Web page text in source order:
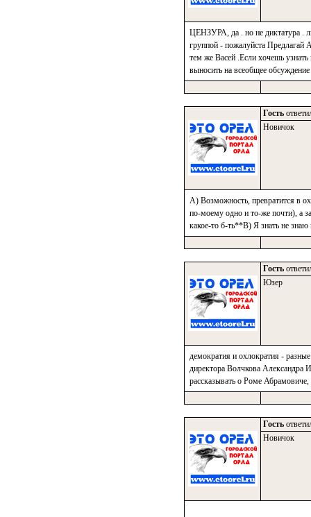
ЦЕНЗУРА, да . но не диктатура .
группой - пожалуйста Предлагай
тем же Васей .Если хочешь
выносить на всеобщее
Гость
Новичок
А) Возможность, превратится в
по-моему одно и то-же почти), а
какое-то б-ть**В) Я знать не знаю
Гость
Юзер
демократия и охлократия -
директора Волчкова Александра
рассказывать о Роме
Гость
Новичок